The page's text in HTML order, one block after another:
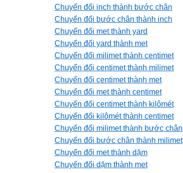
Chuyển đổi inch thành bước chân
Chuyển đổi bước chân thành inch
Chuyển đổi met thành yard
Chuyển đổi yard thành met
Chuyển đổi milimet thành centimet
Chuyển đổi centimet thành milimet
Chuyển đổi centimet thành met
Chuyển đổi met thành centimet
Chuyển đổi centimet thành kilômét
Chuyển đổi kilômét thành centimet
Chuyển đổi milimet thành bước chân
Chuyển đổi bước chân thành milimet
Chuyển đổi met thành dặm
Chuyển đổi dặm thành met